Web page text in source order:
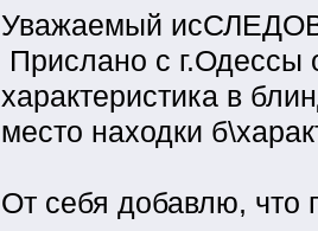
Уважаемый
Прислано с г.Одессы
характеристика в
место находки
От себя добавлю, что